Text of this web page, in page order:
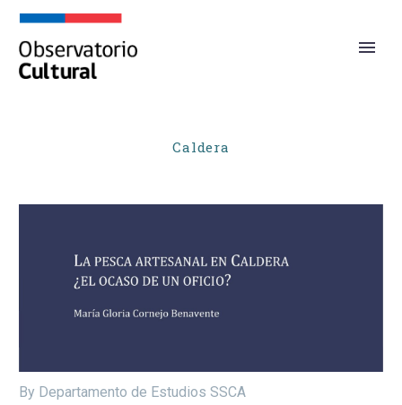
Caldera
By Departamento de Estudios SSCA